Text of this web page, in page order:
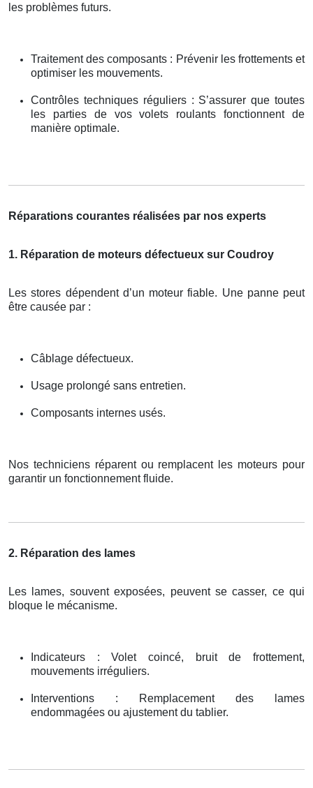
les problèmes futurs.
Traitement des composants : Prévenir les frottements et
optimiser les mouvements.
Contrôles techniques réguliers : S’assurer que toutes
les parties de vos volets roulants fonctionnent de
manière optimale.
Réparations courantes réalisées par nos experts
1. Réparation de moteurs défectueux sur Coudroy
Les stores dépendent d’un moteur fiable. Une panne peut
être causée par :
Câblage défectueux.
Usage prolongé sans entretien.
Composants internes usés.
Nos techniciens réparent ou remplacent les moteurs pour
garantir un fonctionnement fluide.
2. Réparation des lames
Les lames, souvent exposées, peuvent se casser, ce qui
bloque le mécanisme.
Indicateurs : Volet coincé, bruit de frottement,
mouvements irréguliers.
Interventions : Remplacement des lames
endommagées ou ajustement du tablier.